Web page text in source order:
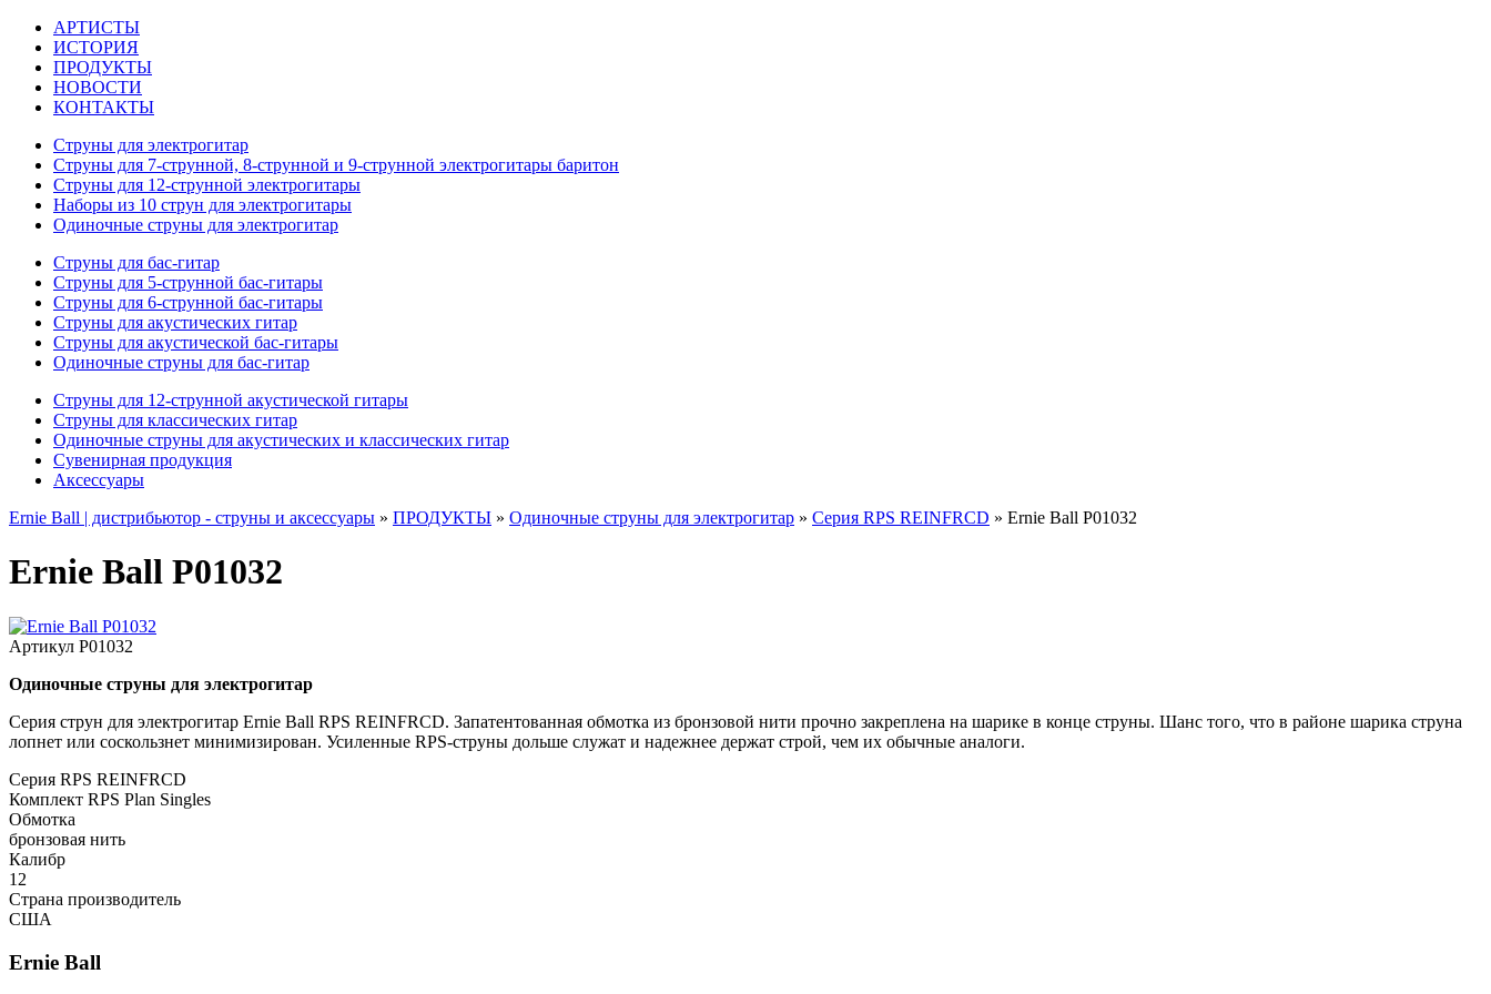
АРТИСТЫ
ИСТОРИЯ
ПРОДУКТЫ
НОВОСТИ
КОНТАКТЫ
Струны для электрогитар
Струны для 7-струнной, 8-струнной и 9-струнной электрогитары баритон
Струны для 12-струнной электрогитары
Наборы из 10 струн для электрогитары
Одиночные струны для электрогитар
Струны для бас-гитар
Струны для 5-струнной бас-гитары
Струны для 6-струнной бас-гитары
Струны для акустических гитар
Струны для акустической бас-гитары
Одиночные струны для бас-гитар
Струны для 12-струнной акустической гитары
Струны для классических гитар
Одиночные струны для акустических и классических гитар
Сувенирная продукция
Аксессуары
Ernie Ball | дистрибьютор - струны и аксессуары » ПРОДУКТЫ » Одиночные струны для электрогитар » Серия RPS REINFRCD » Ernie Ball P01032
Ernie Ball P01032
Артикул P01032
Одиночные струны для электрогитар
Серия струн для электрогитар Ernie Ball RPS REINFRCD. Запатентованная обмотка из бронзовой нити прочно закреплена на шарике в конце струны. Шанс того, что в районе шарика струна
лопнет или соскользнет минимизирован. Усиленные RPS-струны дольше служат и надежнее держат строй, чем их обычные аналоги.
Серия RPS REINFRCD
Комплект RPS Plan Singles
Обмотка
бронзовая нить
Калибр
12
Страна производитель
США
Ernie Ball